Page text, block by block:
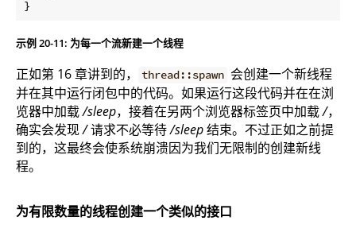
示例 20-11: 为每一个流新建一个线程
正如第 16 章讲到的， thread::spawn 会创建一个新线程
并在其中运行闭包中的代码。如果运行这段代码并在在浏
览器中加载/sleep，接着在另两个浏览器标签页中加载/，
确实会发现/请求不必等待/sleep结束。不过正如之前提
到的，这最终会使系统崩溃因为我们无限制的创建新线
程。
为有限数量的线程创建一个类似的接口